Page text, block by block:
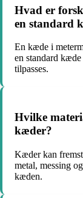
Hvad er
en standard
En kæde i
en standard
tilpasses.
Hvilke
kæder?
Kæder kan
metal, messing
kæden.